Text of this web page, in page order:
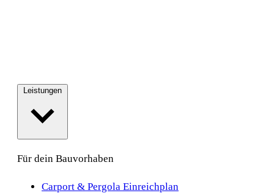
Für dein Bauvorhaben
Carport & Pergola Einreichplan